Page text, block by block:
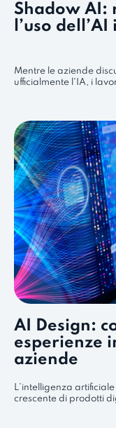
Shadow AI:
l’uso
Mentre le aziende
ufficialmente l'IA, i
AI Design:
esperienze
aziende
L’intelligenza
crescente di prodotti